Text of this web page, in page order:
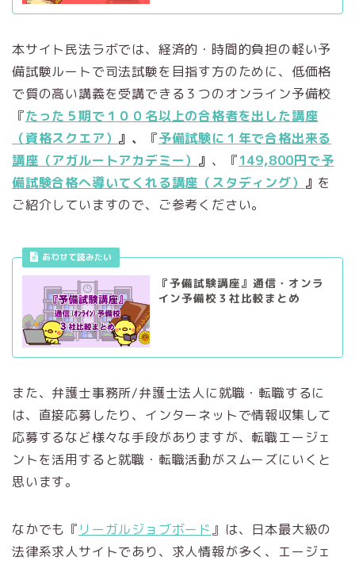
本サイト民法ラボでは、経済的・時間的負担の軽い予
備試験ルートで司法試験を目指す方のために、低価格
で質の高い講義を受講できる３つのオンライン予備校
『たった５期で１００名以上の合格者を出した講座
（資格スクエア） 』、 『予備試験に１年で合格出来る
講座（アガルートアカデミー） 』 、『149,800円で予
備試験合格へ導いてくれる講座（スタディング） 』 を
ご紹介していますので、ご参考ください。
あわせて読みたい
『予備試験講座』通信・オンラ
イン予備校３社比較まとめ
また、弁護士事務所/弁護士法人に就職・転職するに
は、直接応募したり、インターネットで情報収集して
応募するなど様々な手段がありますが、転職エージェ
ントを活用すると就職・転職活動がスムーズにいくと
思います。
なかでも『 リーガルジョブボード』は、日本最大級の
法律系求人サイトであり、求人情報が多く、エージェ